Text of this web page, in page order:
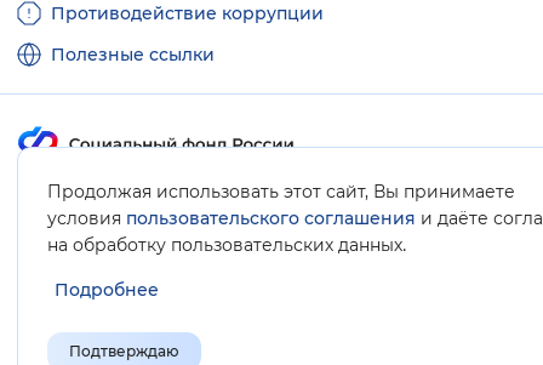
Продолжая использовать этот сайт, Вы принимаете
условия пользовательского соглашения и даёте
на обработку пользовательских данных.
Подробнее
Подтверждаю
Противодействие коррупции
Полезные ссылки
Карта сайта